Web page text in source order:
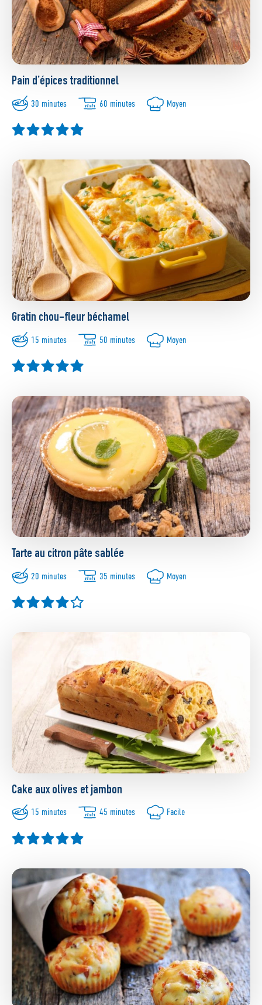
Pain d’épices traditionnel
30 minutes 60 minutes Moyen
Gratin chou-fleur béchamel
15 minutes 50 minutes Moyen
Tarte au citron pâte sablée
20 minutes 35 minutes Moyen
Cake aux olives et jambon
15 minutes 45 minutes Facile